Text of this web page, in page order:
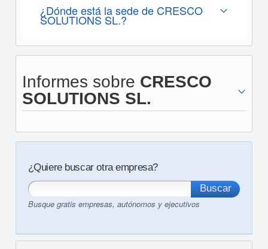
¿Dónde está la sede de CRESCO
SOLUTIONS SL.?
Informes sobre CRESCO
SOLUTIONS SL.
¿Quiere buscar otra empresa?
Busque gratis empresas, autónomos y ejecutivos